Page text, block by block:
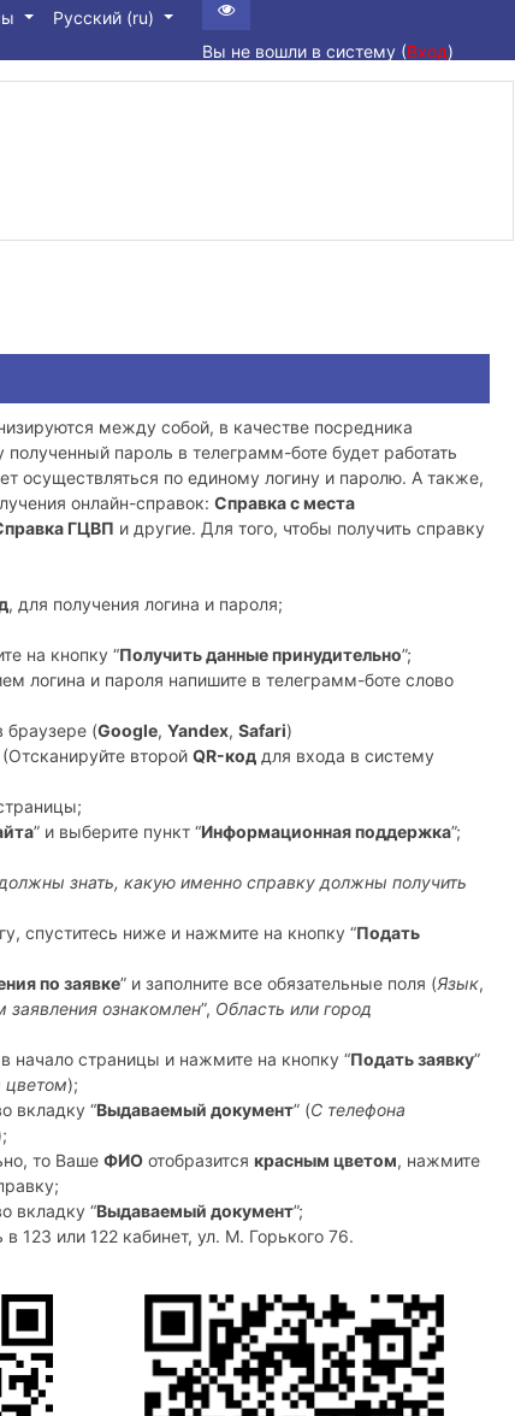
Русский ‎(ru)‎
Вы не вошли в систему (Вход)
между собой, в качестве посредника
пароль в телеграмм-боте будет работать
осуществляться по единому логину и паролю. А также,
онлайн-справок: Справка с места
ГЦВП и другие. Для того, чтобы получить справку
, для получения логина и пароля;
на кнопку “Получить данные принудительно”;
логина и пароля напишите в телеграмм-боте слово
браузере (Google, Yandex, Safari)
второй QR-код для входа в систему
” и выберите пункт “Информационная поддержка”;
знать, какую именно справку должны получить
спуститесь ниже и нажмите на кнопку “Подать
по заявке” и заполните все обязательные поля (Язык,
заявления ознакомлен”, Область или город
начало страницы и нажмите на кнопку “Подать заявку”
цветом);
вкладку “Выдаваемый документ” (С телефона
то Ваше ФИО отобразится красным цветом, нажмите
вкладку “Выдаваемый документ”;
123 или 122 кабинет, ул. М. Горького 76.